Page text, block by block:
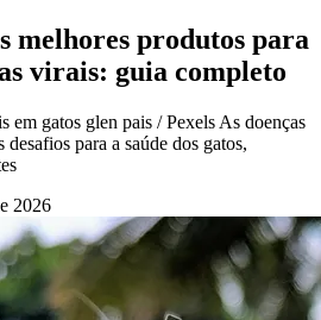
melhores produtos para
virais: guia completo
em gatos glen pais / Pexels As doenças
para a saúde dos gatos,
2026